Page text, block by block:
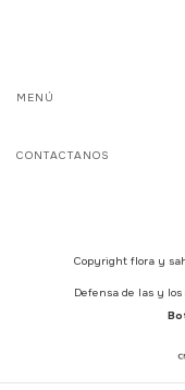
MENÚ
CONTACTANOS
Copyright flora y
Defensa de las y los